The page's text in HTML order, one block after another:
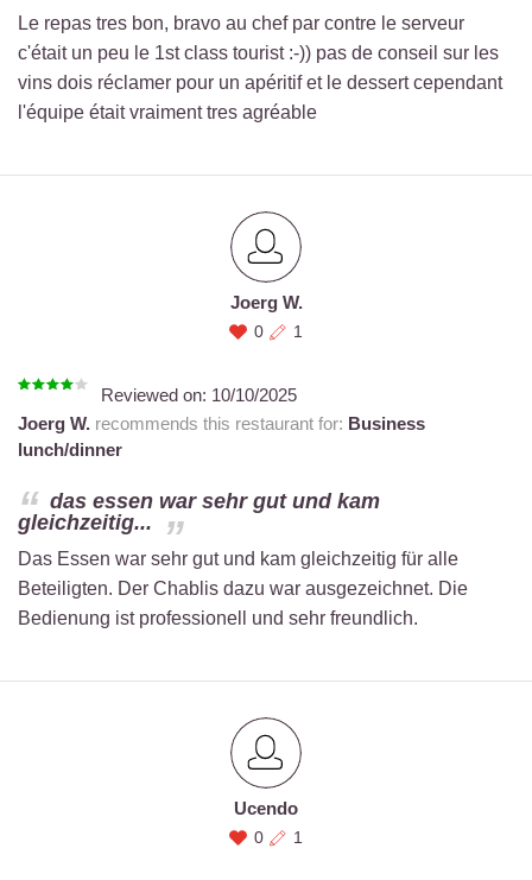
Le repas tres bon, bravo au chef par contre le serveur
c'était un peu le 1st class tourist :-)) pas de conseil sur les
vins dois réclamer pour un apéritif et le dessert cependant
l'équipe était vraiment tres agréable
Joerg W.
0 1
Reviewed on: 10/10/2025
Joerg W. recommends this restaurant for: Business
lunch/dinner
das essen war sehr gut und kam
gleichzeitig...
Das Essen war sehr gut und kam gleichzeitig für alle
Beteiligten. Der Chablis dazu war ausgezeichnet. Die
Bedienung ist professionell und sehr freundlich.
Ucendo
0 1